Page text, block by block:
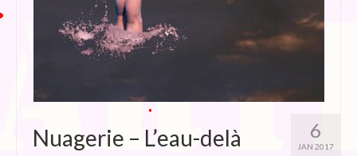
6
JAN 2017
Nuagerie – L’eau-delà